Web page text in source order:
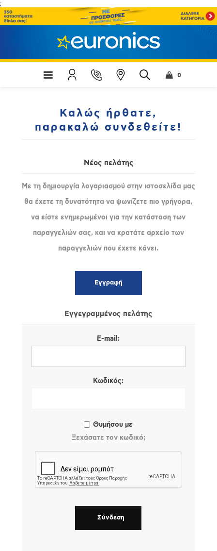
;
0
Καλώς ήρθατε,
παρακαλώ συνδεθείτε!
Νέος πελάτης
Με τη δημιουργία λογαριασμού στην ιστοσελίδα μας
θα έχετε τη δυνατότητα να ψωνίζετε πιο γρήγορα,
να είστε ενημερωμένοι για την κατάσταση των
παραγγελιών σας, και να κρατάτε αρχείο των
παραγγελιών που έχετε κάνει.
Εγγεγραμμένος πελάτης
E-mail:
Κωδικός:
Θυμήσου με
Ξεχάσατε τον κωδικό;